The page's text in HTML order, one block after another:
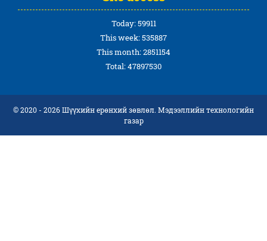
Today: 59911
This week: 535887
This month: 2851154
Total: 47897530
© 2020 - 2026 Шүүхийн ерөнхий зөвлөл. Мэдээллийн технологийн
газар